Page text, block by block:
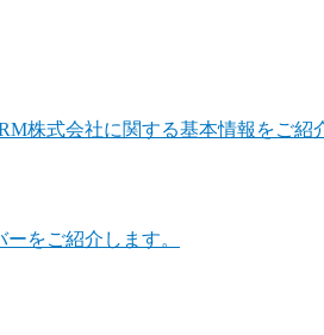
株式会社に関する基本情報をご紹
をご紹介します。